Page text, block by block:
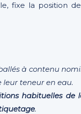
fixe la position
à contenu
leur teneur en eau.
habituelles de
.